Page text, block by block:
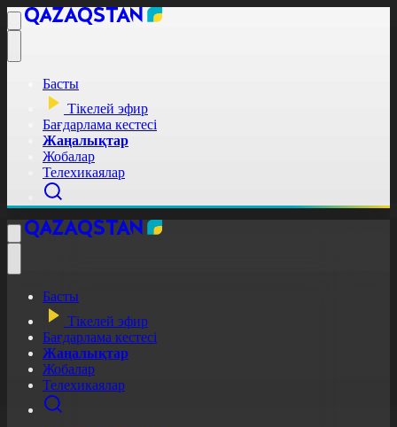
Басты
Тікелей эфир
Бағдарлама кестесі
Жаңалықтар
Жобалар
Телехикаялар
Басты
Тікелей эфир
Бағдарлама кестесі
Жаңалықтар
Жобалар
Телехикаялар